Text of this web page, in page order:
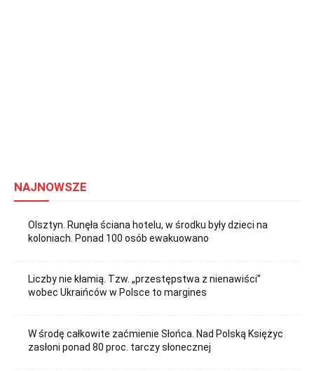
NAJNOWSZE
Olsztyn. Runęła ściana hotelu, w środku były dzieci na
koloniach. Ponad 100 osób ewakuowano
Liczby nie kłamią. Tzw. „przestępstwa z nienawiści”
wobec Ukraińców w Polsce to margines
W środę całkowite zaćmienie Słońca. Nad Polską Księżyc
zasłoni ponad 80 proc. tarczy słonecznej